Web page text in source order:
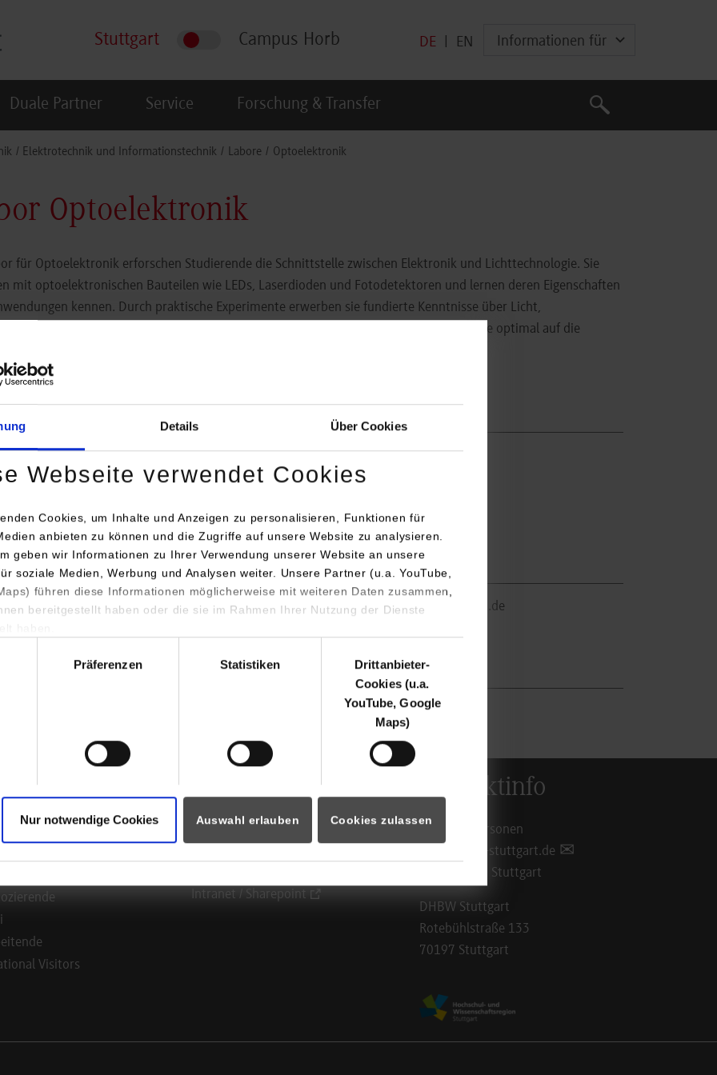
Details Über Cookies
Webseite verwendet Cookies
Cookies, um Inhalte und Anzeigen zu personalisieren, Funktionen für
anbieten zu können und die Zugriffe auf unsere Website zu analysieren.
geben wir Informationen zu Ihrer Verwendung unserer Website an unsere
soziale Medien, Werbung und Analysen weiter. Unsere Partner (u.a. YouTube,
führen diese Informationen möglicherweise mit weiteren Daten zusammen,
bereitgestellt haben oder die sie im Rahmen Ihrer Nutzung der Dienste
Präferenzen Statistiken
Drittanbieter-
Cookies (u.a.
YouTube, Google
Maps)
Nur notwendige Cookies Auswahl erlauben Cookies zulassen
Stuttgart Campus Horb DE EN Informationen für
Duale Partner Service Forschung & Transfer
Suche
Suche
Elektrotechnik und Informationstechnik Labore Optoelektronik
Optoelektronik
für Optoelektronik erforschen Studierende die Schnittstelle zwischen Elektronik und Lichttechnologie. Sie
mit optoelektronischen Bauteilen wie LEDs, Laserdioden und Fotodetektoren und lernen deren Eigenschaften
kennen. Durch praktische Experimente erwerben sie fundierte Kenntnisse über Licht,
sowie über Signalübertragung in optischen Systemen. Das Labor bereitet sie optimal auf die
Ing. (FH) Michael Weigel/ Tel.: 0711/1849-612/ E-Mail: michael.weigel@dhbw-stuttgart.de
finden Sie uns
für
Visitors
Intranet / Sharepoint
Kontaktinfo
Ansprechpersonen
info@dhbw-stuttgart.de
Standorte in Stuttgart
DHBW Stuttgart
Rotebühlstraße 133
70197 Stuttgart